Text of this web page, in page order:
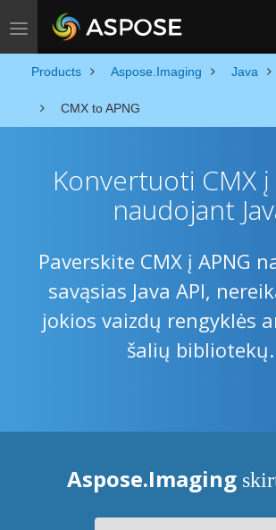
Toggle navigation
Products Aspose.Imaging Java
CMX to APNG
Konvertuoti CMX į
naudojant
Paverskite CMX į APNG
savąsias Java API,
jokios vaizdų rengyklės
šalių bibliotekų.
Aspose.Imaging